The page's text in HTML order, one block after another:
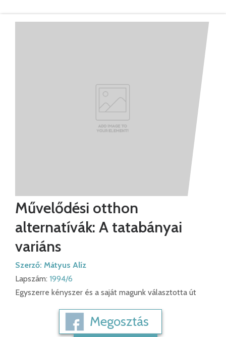
Művelődési otthon
alternatívák: A tatabányai
variáns
Szerző: Mátyus Alíz
Lapszám: 1994/6
Egyszerre kényszer és a saját magunk választotta út
Megosztás